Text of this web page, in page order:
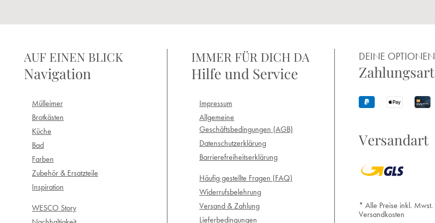
AUF EINEN BLICK
Navigation
Mülleimer
Brotkästen
Küche
Bad
Farben
Zubehör & Ersatzteile
Inspiration
WESCO Story
IMMER FÜR DICH DA
Hilfe und Service
Impressum
Allgemeine
Geschäftsbedingungen (AGB)
Datenschutzerklärung
Barrierefreiheitserklärung
Häufig gestellte Fragen (FAQ)
Widerrufsbelehrung
Versand & Zahlung
Lieferbedingungen
DEINE OPTIONEN
Versandart
* Alle Preise inkl. Mwst.
Versandkosten